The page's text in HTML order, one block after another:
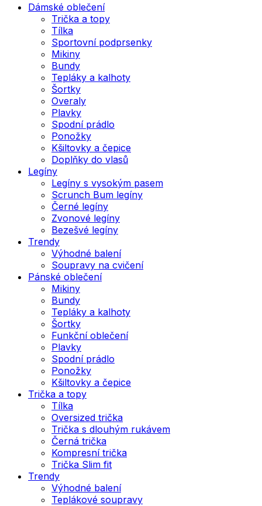
Dámské oblečení
Trička a topy
Tílka
Sportovní podprsenky
Mikiny
Bundy
Tepláky a kalhoty
Šortky
Overaly
Plavky
Spodní prádlo
Ponožky
Kšiltovky a čepice
Doplňky do vlasů
Legíny
Legíny s vysokým pasem
Scrunch Bum legíny
Černé legíny
Zvonové legíny
Bezešvé legíny
Trendy
Výhodné balení
Soupravy na cvičení
Pánské oblečení
Mikiny
Bundy
Tepláky a kalhoty
Šortky
Funkční oblečení
Plavky
Spodní prádlo
Ponožky
Kšiltovky a čepice
Trička a topy
Tílka
Oversized trička
Trička s dlouhým rukávem
Černá trička
Kompresní trička
Trička Slim fit
Trendy
Výhodné balení
Teplákové soupravy